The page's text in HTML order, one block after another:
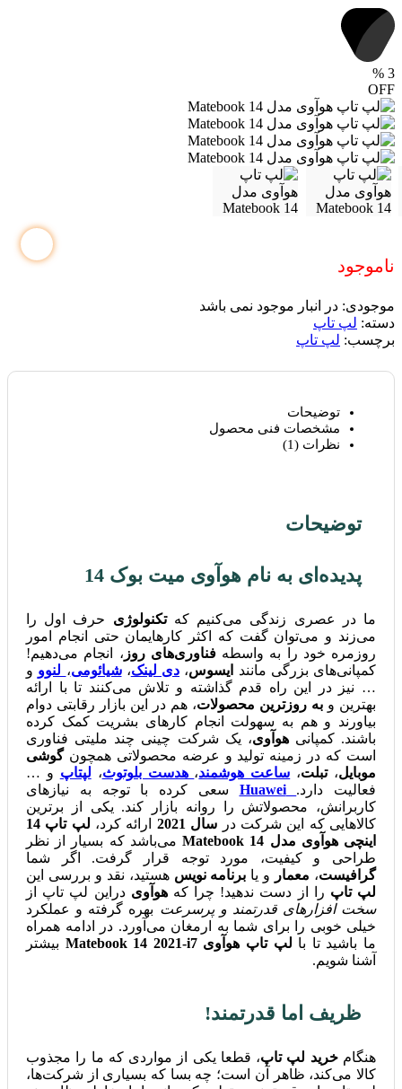
3
%
OFF
ناموجود
موجودی: در انبار موجود نمی باشد
دسته: لپ تاپ
برچسب: لپ تاپ
توضیحات
مشخصات فنی محصول
نظرات (1)
توضیحات
پدیده‌ای به نام هوآوی میت بوک 14
ما در عصری زندگی می‌کنیم کهتکنولوژی حرف اول را
می‌زند و می‌توان گفت که اکثر کارهایمان حتی انجام امور
روزمره خود را به واسطهفناوری‌های روز ، انجام می‌دهیم!
کمپانی‌های بزرگی مانند
ایسوس، دی لینک،شیائومی، لنوو و
… نیز در این راه قدم گذاشته و تلاش می‌کنند تا با ارائه
بهترین و به روزترین محصولات، هم در این بازار رقابتی دوام
بیاورند و هم به سهولت انجام کارهای بشریت کمک کرده
باشند. کمپانیهوآوی، یک شرکت چینی چند ملیتی فناوری
است که در زمینه تولید و عرضه محصولاتی همچونگوشی
موبایل،تبلت، ساعت هوشمند، هدست بلوتوث، لپتاپ و …
فعالیت دارد. Huawei
سعی کرده با توجه به نیازهای
کاربرانش، محصولاتش را روانه بازار کند. یکی از برترین
کالاهایی که این شرکت در سال 2021 ارائه کرد،
لپ تاپ 14
اینچی هوآوی مدل Matebook 14
می‌باشد که بسیار از نظر
طراحی و کیفیت، مورد توجه قرار گرفت. اگر شما
گرافیست، معمار و یا برنامه نویس هستید، نقد و بررسی این
لپ تاپ را از دست ندهید! چرا کههوآوی دراین لپ تاپ از
سخت افزارهای قدرتمند و پرسرعت بهره گرفته و عملکرد
خیلی خوبی را برای شما به ارمغان می‌آورد. در ادامه همراه
ما باشید تا با لپ تاپ هوآوی Matebook 14 2021-i7
بیشتر
آشنا شویم.
ظریف اما قدرتمند!
هنگامخرید لپ تاپ، قطعا یکی از مواردی که ما را مجذوب
کالا می‌کند، ظاهر آن است؛ چه بسا که بسیاری از شرکت‌ها،